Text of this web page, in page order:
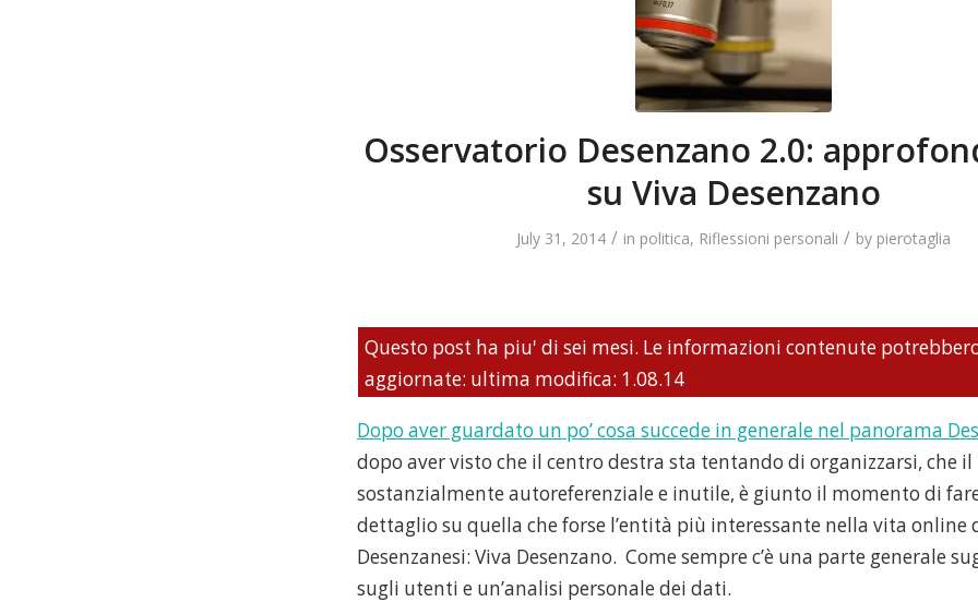
Osservatorio Desenzano 2.0:
su Viva Desenzano
July 31, 2014 / in politica, Riflessioni personali / by pierotaglia
Questo post ha piu' di sei mesi. Le informazioni contenute
aggiornate: ultima modifica: 1.08.14
Dopo aver guardato un po’ cosa succede in generale nel panorama
dopo aver visto che il centro destra sta tentando di organizzarsi, che il
sostanzialmente autoreferenziale e inutile, è giunto il momento di
dettaglio su quella che forse l’entità più interessante nella vita online
Desenzanesi: Viva Desenzano. Come sempre c’è una parte generale
sugli utenti e un’analisi personale dei dati.